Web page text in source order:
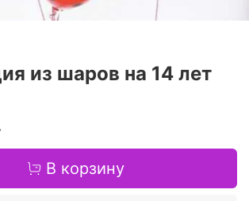
из шаров на 14 лет
В корзину